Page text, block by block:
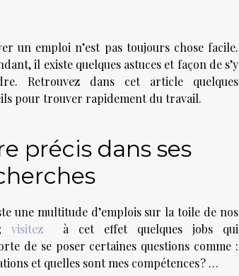
un emploi n’est pas toujours chose facile.
il existe quelques astuces et façon de s’y
Retrouvez dans cet article quelques
pour trouver rapidement du travail.
précis dans ses
une multitude d’emplois sur la toile de nos
visitez à cet effet quelques jobs qui
de se poser certaines questions comme :
et quelles sont mes compétences ? …